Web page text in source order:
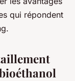
qui répondent